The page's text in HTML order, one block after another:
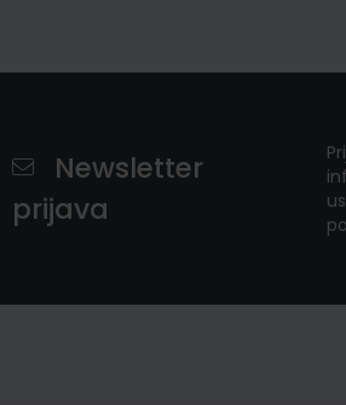
Newsletter
prijava